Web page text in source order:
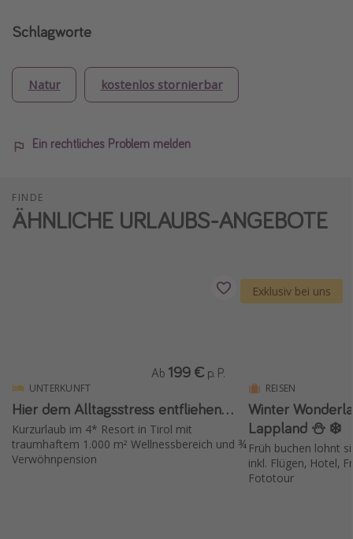
Schlagworte
Natur kostenlos stornierbar
Ein rechtliches Problem melden
FINDE
ÄHNLICHE URLAUBS-ANGEBOTE
UNTERKUNFT
Hier dem Alltagsstress entfliehen...
Kurzurlaub im 4* Resort in Tirol mit
traumhaftem 1.000 m² Wellnessbereich und ¾
Verwöhnpension
Ab 199 € p. P.
Exklusiv bei uns
REISEN
Winter
Lappland ⛄️ ❄️
Früh buchen lohnt
inkl. Flügen, Hotel,
Fototour